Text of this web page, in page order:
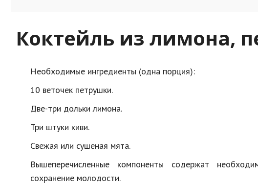
Коктейль из лимона,
Необходимые ингредиенты (одна порция):
10 веточек петрушки.
Две-три дольки лимона.
Три штуки киви.
Свежая или сушеная мята.
Вышеперечисленные компоненты содержат
сохранение молодости.